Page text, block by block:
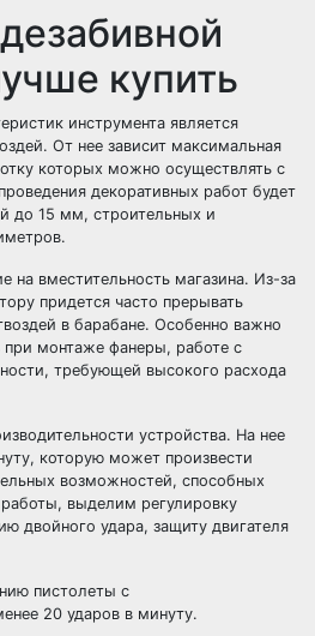
купить
инструмента является
От нее зависит максимальная
которых можно осуществлять с
декоративных работ будет
до 15 мм, строительных и
на вместительность магазина. Из-за
придется часто прерывать
в барабане. Особенно важно
при монтаже фанеры, работе с
требующей высокого расхода
устройства. На нее
которую может произвести
возможностей, способных
выделим регулировку
двойного удара, защиту двигателя
пистолеты с
20 ударов в минуту.